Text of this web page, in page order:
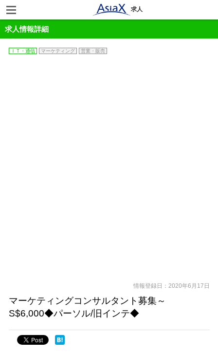
求人
求人情報詳細
ＩＴ・通信 マーケティング 営業・販売
情報登録日：2020年6月17日
マーケティングコンサルタント募集～
S$6,000◆パーソル/旧インテ◆